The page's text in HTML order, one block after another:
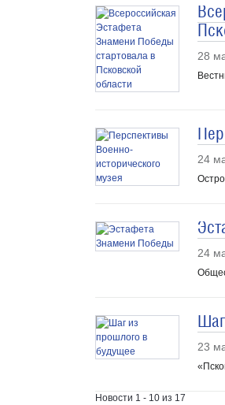
28
24
24
23
Новости 1 - 10 из 17